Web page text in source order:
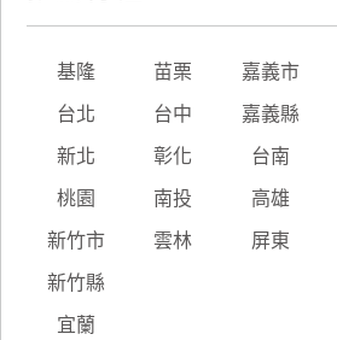
基隆 苗栗 嘉義市
台北 台中 嘉義縣
新北 彰化 台南
桃園 南投 高雄
新竹市 雲林 屏東
新竹縣
宜蘭